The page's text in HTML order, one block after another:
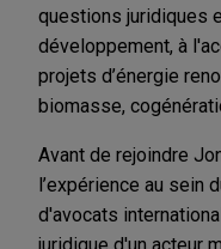
questions juridiques
développement, à
projets d’énergie
biomasse,
Avant de rejoindre
l’expérience au sein
d'avocats